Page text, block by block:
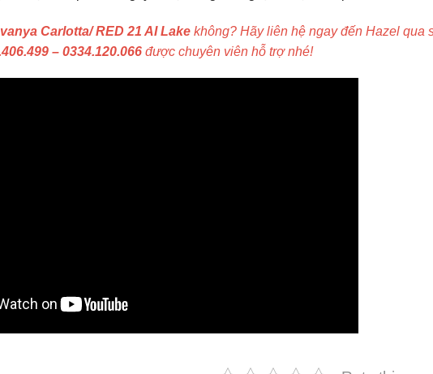
Carlotta/ RED 21 AI Lake không? Hãy liên hệ ngay đến Hazel qua
– 0334.120.066 được chuyên viên hỗ trợ nhé!